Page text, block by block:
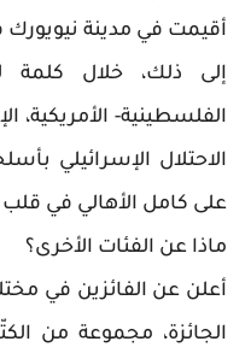
أقيمت في مدينة نيويورك
إلى ذلك، خلال كلمة
الفلسطينية- الأمريكية،
الاحتلال الإسرائيلي
على كامل الأهالي في
ماذا عن الفئات الأخرى؟
أعلن عن الفائزين في
الجائزة، مجموعة من